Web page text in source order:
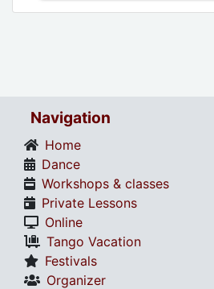
Navigation
Home
Dance
Workshops & classes
Private Lessons
Online
Tango Vacation
Festivals
Organizer